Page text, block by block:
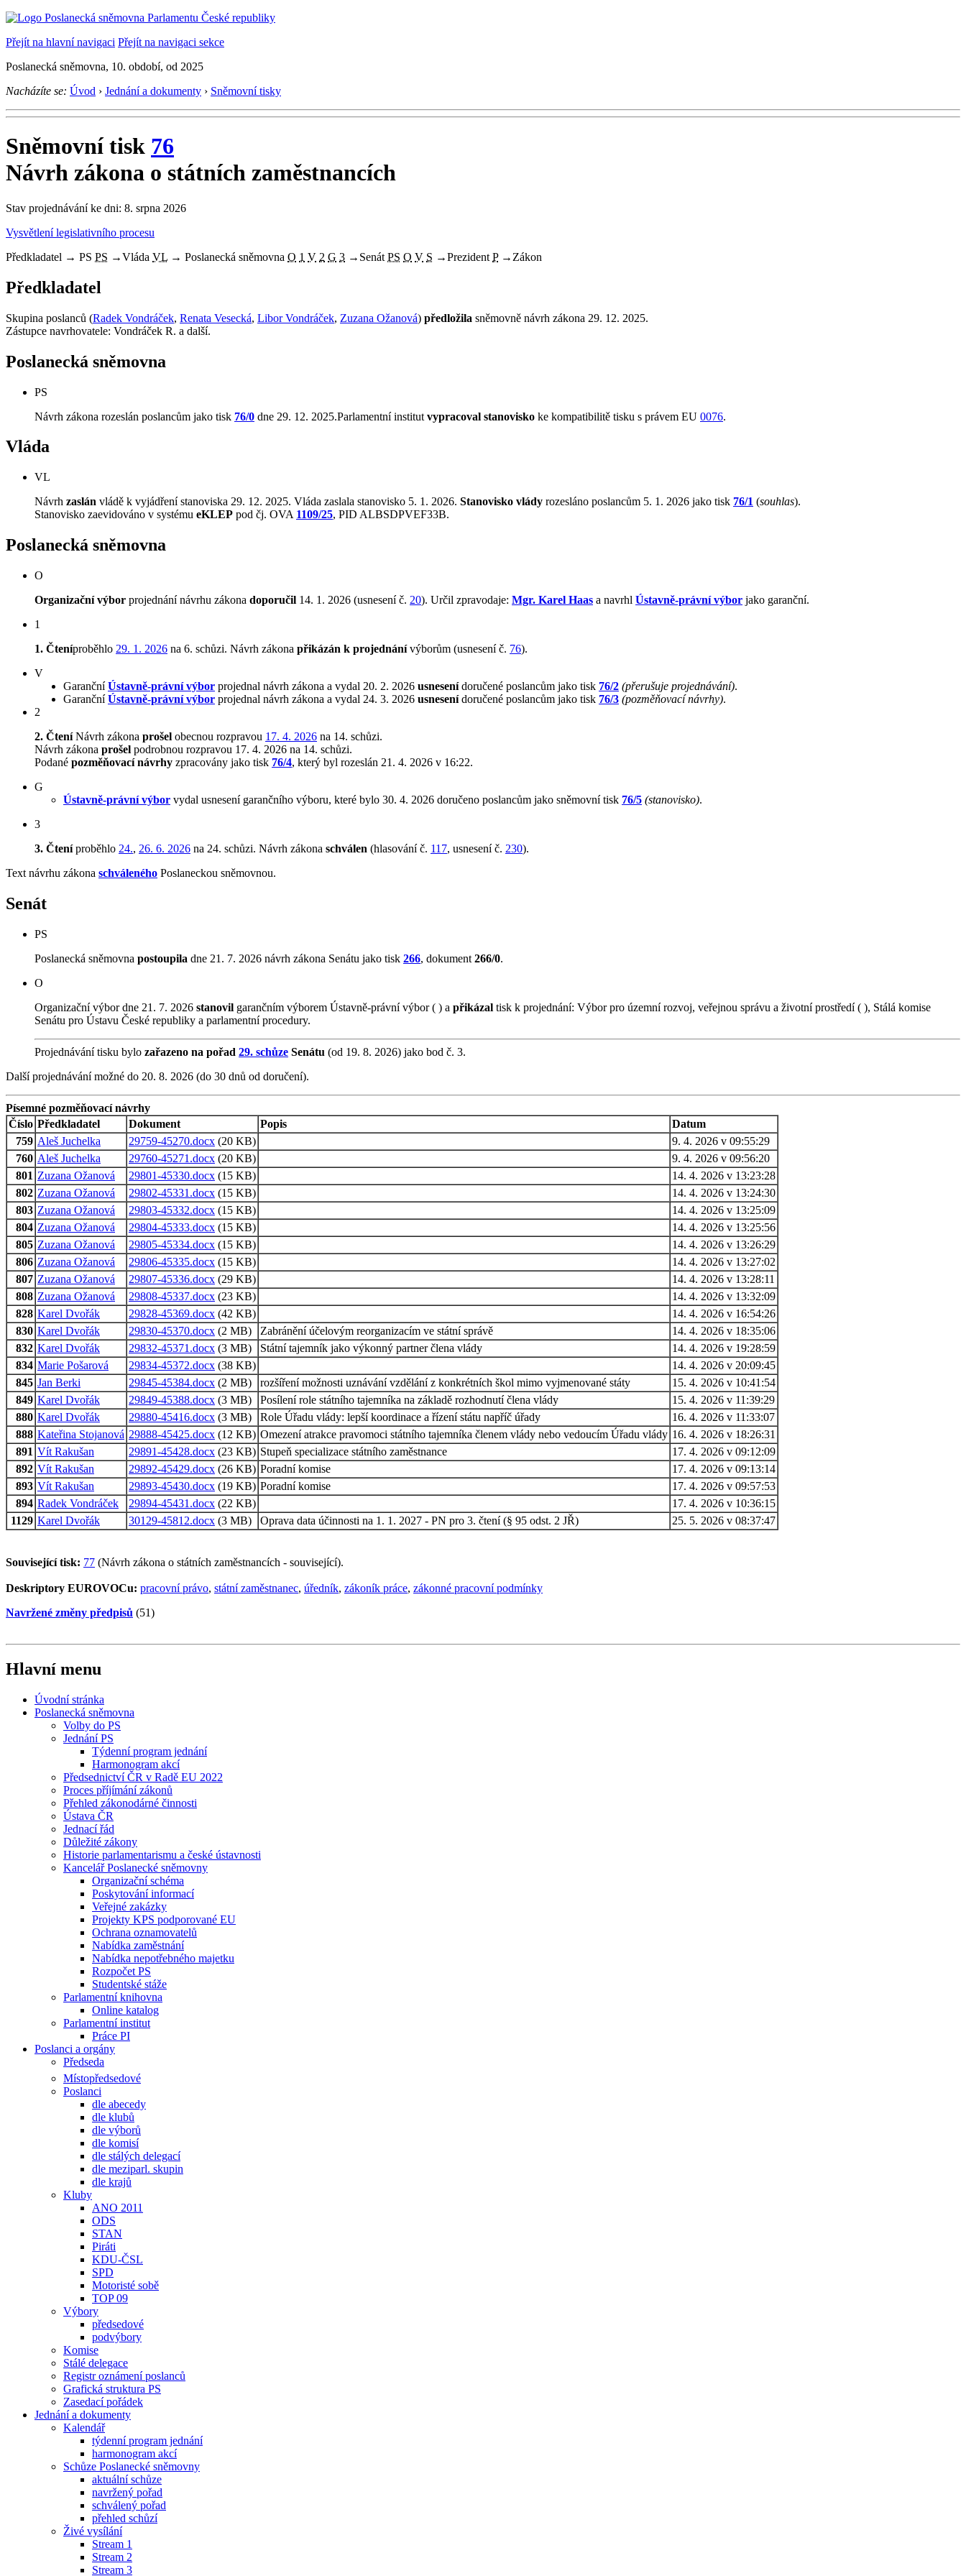
Přejít na hlavní navigaci Přejít na navigaci sekce
Poslanecká sněmovna, 10. období, od 2025
Nacházíte se: Úvod › Jednání a dokumenty › Sněmovní tisky
Sněmovní tisk 76
Návrh zákona o státních zaměstnancích
Stav projednávání ke dni: 8. srpna 2026
Vysvětlení legislativního procesu
Předkladatel → PS PS →Vláda VL → Poslanecká sněmovna O 1 V 2 G 3 → Senát PS O V S →Prezident P → Zákon
Předkladatel
Skupina poslanců (Radek Vondráček, Renata Vesecká, Libor Vondráček, Zuzana Ožanová) předložila sněmovně návrh zákona 29. 12. 2025.
Zástupce navrhovatele: Vondráček R. a další.
Poslanecká sněmovna
PS
Návrh zákona rozeslán poslancům jako tisk 76/0 dne 29. 12. 2025.Parlamentní institut vypracoval stanovisko ke kompatibilitě tisku s právem EU 0076.
Vláda
VL
Návrh zaslán vládě k vyjádření stanoviska 29. 12. 2025. Vláda zaslala stanovisko 5. 1. 2026. Stanovisko vlády rozesláno poslancům 5. 1. 2026 jako tisk 76/1 (souhlas).
Stanovisko zaevidováno v systému eKLEP pod čj. OVA 1109/25, PID ALBSDPVEF33B.
Poslanecká sněmovna
O
Organizační výbor projednání návrhu zákona doporučil 14. 1. 2026 (usnesení č. 20). Určil zpravodaje: Mgr. Karel Haas a navrhl Ústavně-právní výbor jako garanční.
1
1. Čteníproběhlo 29. 1. 2026 na 6. schůzi. Návrh zákona přikázán k projednánívýborům (usnesení č. 76).
V
GarančníÚstavně-právní výbor projednal návrh zákona a vydal 20. 2. 2026 usnesenídoručené poslancům jako tisk 76/2 (přerušuje projednávání).
GarančníÚstavně-právní výbor projednal návrh zákona a vydal 24. 3. 2026 usnesenídoručené poslancům jako tisk 76/3 (pozměňovací návrhy).
2
2. ČteníNávrh zákona prošel obecnou rozpravou 17. 4. 2026 na 14. schůzi.
Návrh zákona prošel podrobnou rozpravou 17. 4. 2026 na 14. schůzi.
Podané pozměňovací návrhy zpracovány jako tisk 76/4, který byl rozeslán 21. 4. 2026 v 16:22.
G
Ústavně-právní výbor vydal usnesení garančního výboru, které bylo 30. 4. 2026 doručeno poslancům jako sněmovní tisk 76/5 (stanovisko).
3
3. Čteníproběhlo 24., 26. 6. 2026 na 24. schůzi. Návrh zákona schválen (hlasování č. 117, usnesení č. 230).
Text návrhu zákona schváleného Poslaneckou sněmovnou.
Senát
PS
Poslanecká sněmovna postoupila dne 21. 7. 2026 návrh zákona Senátu jako tisk 266, dokument 266/0.
O
Organizační výbor dne 21. 7. 2026 stanovil garančním výborem Ústavně-právní výbor ( ) a přikázal tisk k projednání: Výbor pro územní rozvoj, veřejnou správu a životní prostředí ( ), Stálá komise
Senátu pro Ústavu České republiky a parlamentní procedury.
Projednávání tisku bylo zařazeno na pořad 29. schůze Senátu (od 19. 8. 2026) jako bod č. 3.
Další projednávání možné do 20. 8. 2026 (do 30 dnů od doručení).
Písemné pozměňovací návrhy
Číslo Předkladatel Dokument Popis
Datum
759 Aleš Juchelka 29759-45270.docx (20 KB)
9. 4. 2026 v 09:55:29
760 Aleš Juchelka 29760-45271.docx (20 KB)
9. 4. 2026 v 09:56:20
801 Zuzana Ožanová 29801-45330.docx (15 KB)
14. 4. 2026 v 13:23:28
802 Zuzana Ožanová 29802-45331.docx (15 KB)
14. 4. 2026 v 13:24:30
803 Zuzana Ožanová 29803-45332.docx (15 KB)
14. 4. 2026 v 13:25:09
804 Zuzana Ožanová 29804-45333.docx (15 KB)
14. 4. 2026 v 13:25:56
805 Zuzana Ožanová 29805-45334.docx (15 KB)
14. 4. 2026 v 13:26:29
806 Zuzana Ožanová 29806-45335.docx (15 KB)
14. 4. 2026 v 13:27:02
807 Zuzana Ožanová 29807-45336.docx (29 KB)
14. 4. 2026 v 13:28:11
808 Zuzana Ožanová 29808-45337.docx (23 KB)
14. 4. 2026 v 13:32:09
828 Karel Dvořák 29828-45369.docx (42 KB)
14. 4. 2026 v 16:54:26
830 Karel Dvořák 29830-45370.docx (2 MB) Zabránění účelovým reorganizacím ve státní správě
14. 4. 2026 v 18:35:06
832 Karel Dvořák 29832-45371.docx (3 MB) Státní tajemník jako výkonný partner člena vlády
14. 4. 2026 v 19:28:59
834 Marie Pošarová 29834-45372.docx (38 KB)
14. 4. 2026 v 20:09:45
845 Jan Berki 29845-45384.docx (2 MB) rozšíření možnosti uznávání vzdělání z konkrétních škol mimo vyjmenované státy
15. 4. 2026 v 10:41:54
849 Karel Dvořák 29849-45388.docx (3 MB) Posílení role státního tajemníka na základě rozhodnutí člena vlády
15. 4. 2026 v 11:39:29
880 Karel Dvořák 29880-45416.docx (3 MB) Role Úřadu vlády: lepší koordinace a řízení státu napříč úřady
16. 4. 2026 v 11:33:07
888 Kateřina Stojanová 29888-45425.docx (12 KB) Omezení atrakce pravomoci státního tajemníka členem vlády nebo vedoucím Úřadu vlády 16. 4. 2026 v 18:26:31
891 Vít Rakušan 29891-45428.docx (23 KB) Stupeň specializace státního zaměstnance
17. 4. 2026 v 09:12:09
892 Vít Rakušan 29892-45429.docx (26 KB) Poradní komise
17. 4. 2026 v 09:13:14
893 Vít Rakušan 29893-45430.docx (19 KB) Poradní komise
17. 4. 2026 v 09:57:53
894 Radek Vondráček 29894-45431.docx (22 KB)
17. 4. 2026 v 10:36:15
1129 Karel Dvořák 30129-45812.docx (3 MB) Oprava data účinnosti na 1. 1. 2027 - PN pro 3. čtení (§ 95 odst. 2 JŘ) 25. 5. 2026 v 08:37:47
Související tisk: 77 (Návrh zákona o státních zaměstnancích - související).
Deskriptory EUROVOCu: pracovní právo, státní zaměstnanec, úředník, zákoník práce, zákonné pracovní podmínky
Navržené změny předpisů (51)
Hlavní menu
Úvodní stránka
Poslanecká sněmovna
Volby do PS
Jednání PS
Týdenní program jednání
Harmonogram akcí
Předsednictví ČR v Radě EU 2022
Proces příjímání zákonů
Přehled zákonodárné činnosti
Ústava ČR
Jednací řád
Důležité zákony
Historie parlamentarismu a české ústavnosti
Kancelář Poslanecké sněmovny
Organizační schéma
Poskytování informací
Veřejné zakázky
Projekty KPS podporované EU
Ochrana oznamovatelů
Nabídka zaměstnání
Nabídka nepotřebného majetku
Rozpočet PS
Studentské stáže
Parlamentní knihovna
Online katalog
Parlamentní institut
Práce PI
Poslanci a orgány
Předseda
Místopředsedové
Poslanci
dle abecedy
dle klubů
dle výborů
dle komisí
dle stálých delegací
dle meziparl. skupin
dle krajů
Kluby
ANO 2011
ODS
STAN
Piráti
KDU-ČSL
SPD
Motoristé sobě
TOP 09
Výbory
předsedové
podvýbory
Komise
Stálé delegace
Registr oznámení poslanců
Grafická struktura PS
Zasedací pořádek
Jednání a dokumenty
Kalendář
týdenní program jednání
harmonogram akcí
Schůze Poslanecké sněmovny
aktuální schůze
navržený pořad
schválený pořad
přehled schůzí
Živé vysílání
Stream 1
Stream 2
Stream 3